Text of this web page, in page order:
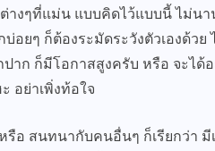
างๆที่แม่น แบบคิดไว้แบบนี้ ไม่นา
อยๆ ก็ต้องระมัดระวังตัวเองด้ว
ปาก ก็มีโอกาสสูงครับ หรือ จะไ
อย่าเพิ่งท้อใจ
อ สนทนากับคนอื่นๆ ก็เรียกว่า